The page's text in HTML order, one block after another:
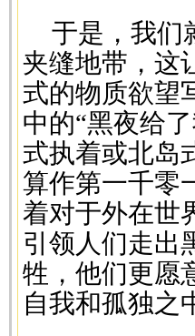
于是，我们
夹缝地带，这
式的物质欲望
中的“黑夜给
式执着或北岛
算作第一千零
着对于外在世
引领人们走出
牲，他们更愿
自我和孤独之